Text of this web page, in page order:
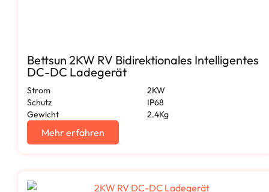
Bettsun 2KW RV Bidirektionales Intelligentes
DC-DC Ladegerät
Strom
2KW
Schutz
IP68
Gewicht
2.4Kg
Mehr erfahren